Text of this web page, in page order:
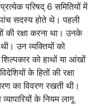
परिषद् 6 समितियों में
सदस्य होते थे। पहली
की रक्षा करना था। उनके
उन व्यक्तियों को
को हाथों या आंखों
के हितों की रक्षा
का विवरण रखती थी।
व्यापारियों के नियम लागू